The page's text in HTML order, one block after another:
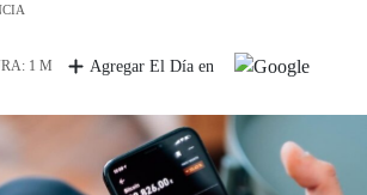
1 M Agregar El Día en